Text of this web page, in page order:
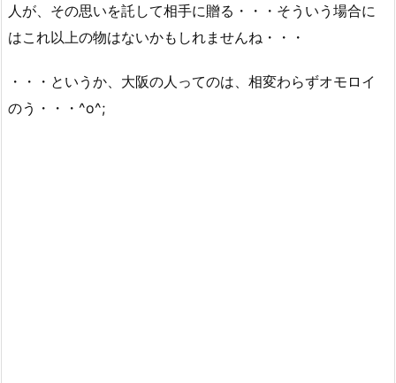
人が、その思いを託して相手に贈る・・・そういう場合に
はこれ以上の物はないかもしれませんね・・・
・・・というか、大阪の人ってのは、相変わらずオモロイ
のう・・・^o^;